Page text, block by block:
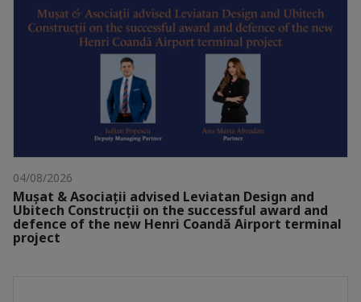
04/08/2026
Mușat & Asociații advised Leviatan Design and
Ubitech Construcții on the successful award and
defence of the new Henri Coandă Airport terminal
project